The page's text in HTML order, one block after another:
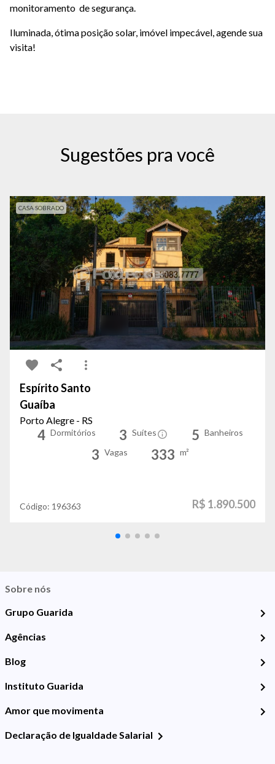
monitoramento de segurança.
Iluminada, ótima posição solar, imóvel impecável, agende sua
visita!
Sugestões pra você
CASA SOBRADO
Espírito Santo
Guaíba
Porto Alegre - RS
4 Dormitórios 3 Suítes 5 Banheiros
3 Vagas 333 m²
Código: 196363 R$ 1.890.500
Sobre nós
Grupo Guarida
Agências
Blog
Instituto Guarida
Amor que movimenta
Declaração de Igualdade Salarial